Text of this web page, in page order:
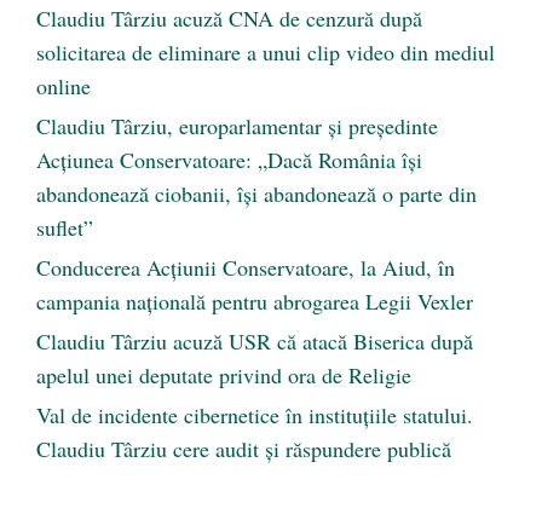
Claudiu Târziu acuză CNA de cenzură după
solicitarea de eliminare a unui clip video din mediul
online
Claudiu Târziu, europarlamentar și președinte
Acțiunea Conservatoare: „Dacă România își
abandonează ciobanii, își abandonează o parte din
suflet”
Conducerea Acțiunii Conservatoare, la Aiud, în
campania națională pentru abrogarea Legii Vexler
Claudiu Târziu acuză USR că atacă Biserica după
apelul unei deputate privind ora de Religie
Val de incidente cibernetice în instituțiile statului.
Claudiu Târziu cere audit și răspundere publică